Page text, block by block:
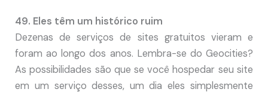
49. Eles têm um histórico ruim
Dezenas de serviços de sites gratuitos vieram e
foram ao longo dos anos. Lembra-se do Geocities?
As possibilidades são que se você hospedar seu site
em um serviço desses, um dia eles simplesmente